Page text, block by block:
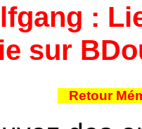
:
sur
Retour